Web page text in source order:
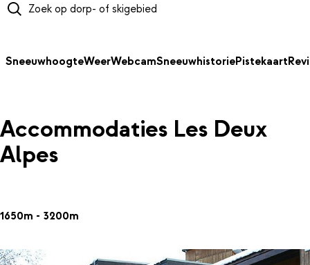
SneeuwhoogteWeerWebcamSneeuwhistoriePistekaart
Accommodaties Les Deux
Alpes
1650m - 3200m